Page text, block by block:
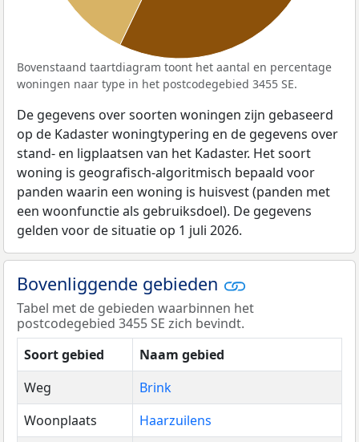
Bovenstaand taartdiagram toont het aantal en percentage
woningen naar type in het postcodegebied 3455 SE.
De gegevens over soorten woningen zijn gebaseerd
op de Kadaster woningtypering en de gegevens over
stand- en ligplaatsen van het Kadaster. Het soort
woning is geografisch-algoritmisch bepaald voor
panden waarin een woning is huisvest (panden met
een woonfunctie als gebruiksdoel). De gegevens
gelden voor de situatie op 1 juli 2026.
Bovenliggende gebieden
Tabel met de gebieden waarbinnen het
postcodegebied 3455 SE zich bevindt.
Soort gebied
Naam gebied
Weg
Brink
Woonplaats
Haarzuilens